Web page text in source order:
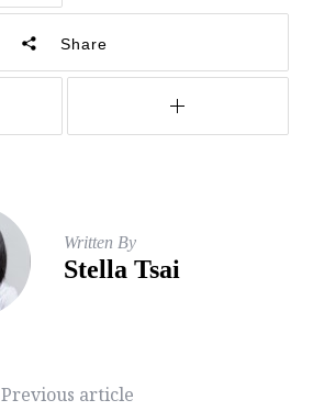
Share
Written By
Stella Tsai
Previous article